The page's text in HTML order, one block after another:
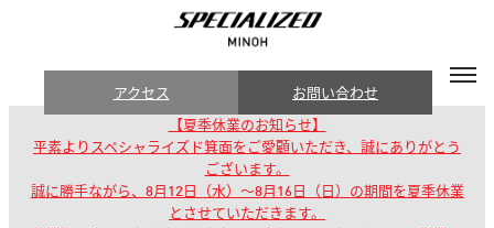
アクセス お問い合わせ
【夏季休業のお知らせ】
平素よりスペシャライズド箕面をご愛顧いただき、誠にありがとう
ございます。
誠に勝手ながら、8月12日（水）～8月16日（日）の期間を夏季休業
とさせていただきます。